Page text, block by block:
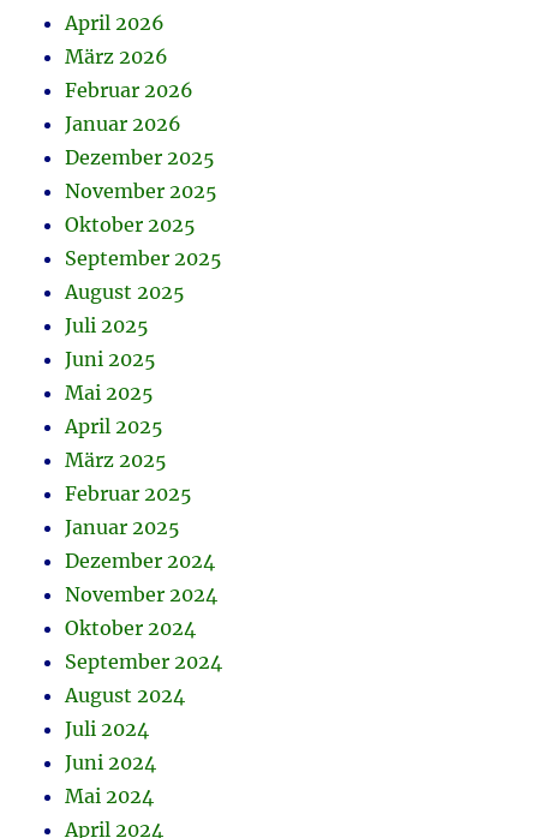
April 2026
März 2026
Februar 2026
Januar 2026
Dezember 2025
November 2025
Oktober 2025
September 2025
August 2025
Juli 2025
Juni 2025
Mai 2025
April 2025
März 2025
Februar 2025
Januar 2025
Dezember 2024
November 2024
Oktober 2024
September 2024
August 2024
Juli 2024
Juni 2024
Mai 2024
April 2024